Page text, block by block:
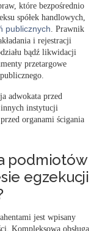
które bezpośrednio
spółek handlowych,
publicznych. Prawnik
i rejestracji
bądź likwidacji
przetargowe
adwokata przed
instytucji
organami ścigania
podmiotów
egzekucji
jest wpisany
Kompleksowa obsługa